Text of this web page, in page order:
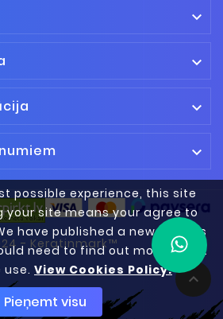
possible experience, this site
your site means your agree to
have published a new cookies
need to find out more about
use. View Cookies Policy.
Pieņemt visu





- Keratinmark™